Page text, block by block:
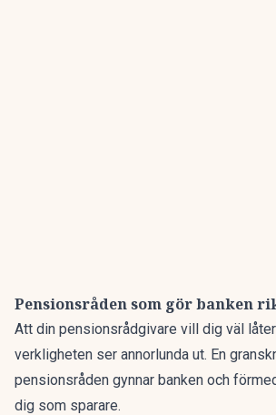
Pensionsråden som gör banken
Att din pensionsrådgivare vill dig väl
verkligheten ser annorlunda ut. En
pensionsråden gynnar banken och
dig som sparare.